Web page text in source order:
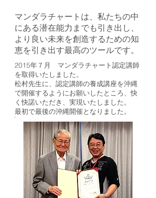
マンダラチャートは、私たちの中
にある潜在能力までも引き出し、
より良い未来を創造するための知
恵を引き出す最高のツールです。
2015年７月 マンダラチャート認定講師
を取得いたしました。
松村先生に、認定講師の養成講座を沖縄
で開催するようにお願いしたところ、快
く快諾いただき、実現いたしました。
最初で最後の沖縄開催となりました。